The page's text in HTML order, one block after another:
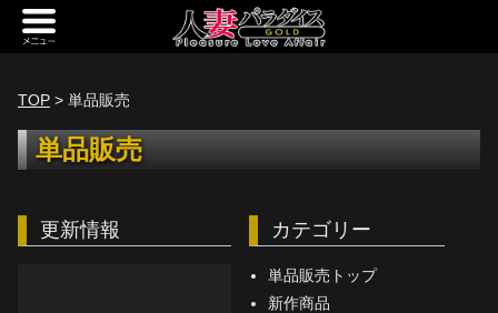
トップページ
[定額] メインギャラリー
TOP > 単品販売
単品販売
更新情報 カテゴリー
単品販売トップ
新作商品